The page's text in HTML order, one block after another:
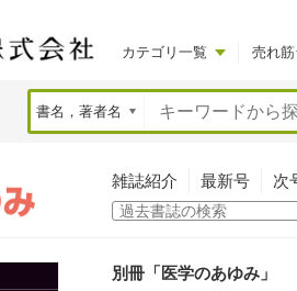
カテゴリ一覧 売れ
雑誌紹介 最新号 次
別冊「医学のあゆみ」